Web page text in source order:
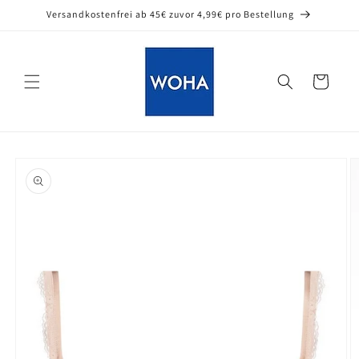
Versandkostenfrei ab 45€ zuvor 4,99€ pro Bestellung
Warenkorb